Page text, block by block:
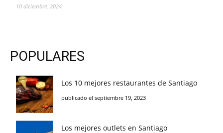
10 diciembre, 2024
POPULARES
Los 10 mejores restaurantes de Santiago
publicado el septiembre 19, 2023
Los mejores outlets en Santiago